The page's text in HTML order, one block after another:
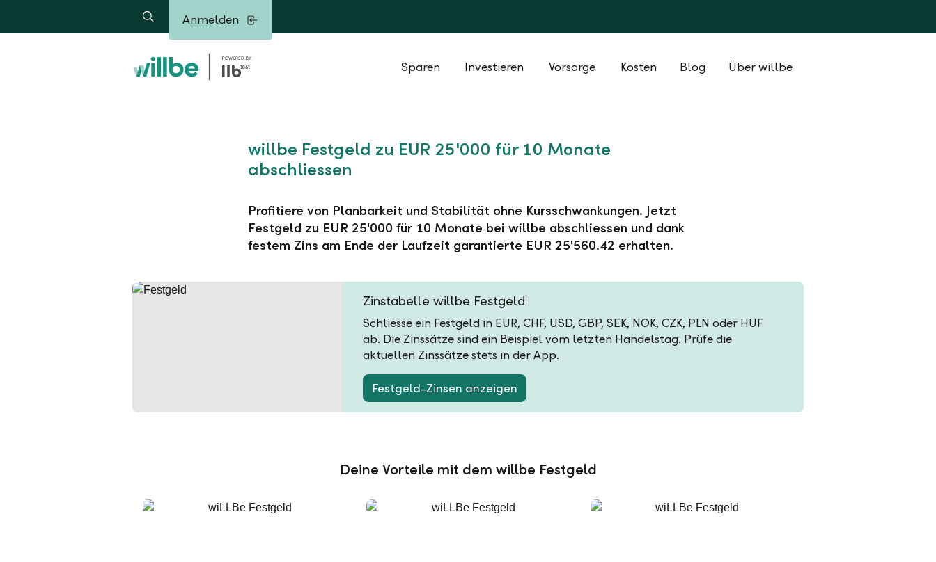
Suche Anmelden
Sparen Investieren Vorsorge Kosten Blog Über willbe
willbe Festgeld zu EUR 25'000 für 10 Monate
abschliessen
Profitiere von Planbarkeit und Stabilität ohne Kursschwankungen. Jetzt
Festgeld zu EUR 25'000 für 10 Monate bei willbe abschliessen und dank
festem Zins am Ende der Laufzeit garantierte EUR 25'560.42 erhalten.
Zinstabelle willbe Festgeld
Schliesse ein Festgeld in EUR, CHF, USD, GBP, SEK, NOK, CZK, PLN oder HUF
ab. Die Zinssätze sind ein Beispiel vom letzten Handelstag. Prüfe die
aktuellen Zinssätze stets in der App.
Festgeld-Zinsen anzeigen
Deine Vorteile mit dem willbe Festgeld